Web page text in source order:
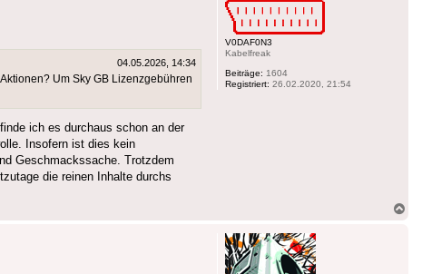
V0DAF0N3
Kabelfreak
Beiträge: 1604
Registriert: 26.02.2020, 21:54
04.05.2026, 14:34
Um Sky GB Lizenzgebühren
ich es durchaus schon an der
Insofern ist dies kein
Geschmackssache. Trotzdem
die reinen Inhalte durchs